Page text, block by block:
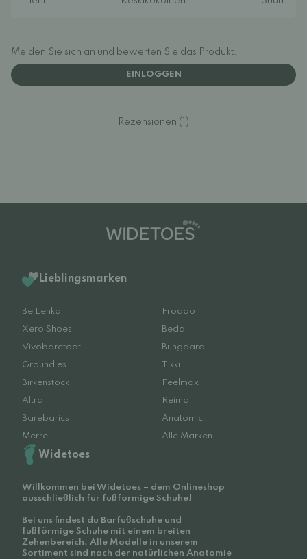
Melden Sie sich an und bewerten Sie das Produkt.
EINLOGGEN
Rezensionen (1)
Lieblingsmarken
Be Lenka
Froddo
Xero Shoes
Beda
Vivobarefoot
Bungaard
Groundies
Tikki
Birkenstock
Feelmax
Altra
Reima
Barebarics
Anatomic
Merrell
Alle Marken
Widetoes
Willkommen bei Widetoes – dem Onlineshop
ausschließlich für fußförmige Schuhe!
Bei uns findest du Barfußschuhe und
fußförmige Schuhe mit einem breiten
Zehenbereich. Alle Modelle in unserem
Sortiment sind nach der natürlichen Anatomie